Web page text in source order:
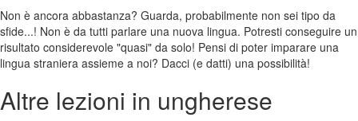
Non è ancora abbastanza? Guarda, probabilmente non sei tipo da
sfide...! Non è da tutti parlare una nuova lingua. Potresti conseguire un
risultato considerevole "quasi" da solo! Pensi di poter imparare una
lingua straniera assieme a noi? Dacci (e datti) una possibilità!
Altre lezioni in ungherese